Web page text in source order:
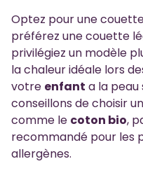
Optez pour une
préférez une couette
privilégiez un modèle
la chaleur idéale lors
votre enfant a la peau
conseillons de choisir
comme le coton bio,
recommandé pour les
allergènes.